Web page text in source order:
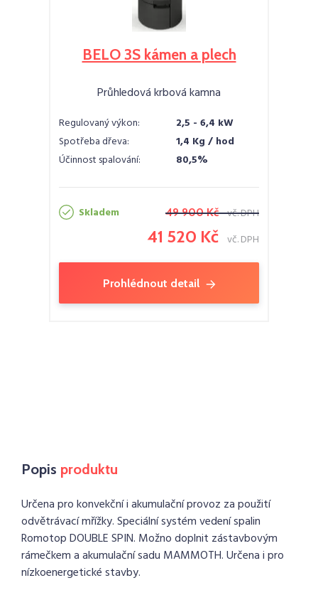
BELO 3S kámen a plech
Průhledová krbová kamna
Regulovaný výkon:
2,5 - 6,4 kW
Spotřeba dřeva:
1,4 Kg / hod
Účinnost spalování:
80,5%
Skladem 49 900 Kč vč. DPH
41 520 Kč vč. DPH
Prohlédnout detail
Popis produktu
Určena pro konvekční i akumulační provoz za použití
odvětrávací mřížky. Speciální systém vedení spalin
Romotop DOUBLE SPIN. Možno doplnit zástavbovým
rámečkem a akumulační sadu MAMMOTH. Určena i pro
nízkoenergetické stavby.